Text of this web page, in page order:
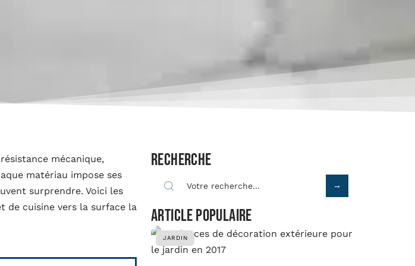
mécanique,
matériau impose ses
surprendre. Voici les
de cuisine vers la surface la
Recherche
Article populaire
JARDIN